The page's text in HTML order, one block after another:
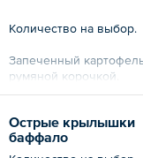
Количество на выбор.
Запеченный
румяной корочкой.
Острые крылышки
баффало